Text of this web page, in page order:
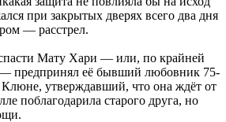
при закрытых дверях всего два дня
— расстрел.
Мату Хари — или, по крайней
— предпринял её бывший любовник 75-
Клюне, утверждавший, что она ждёт от
поблагодарила старого друга, но